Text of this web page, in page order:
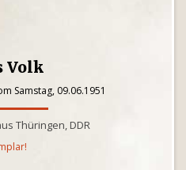
Volk
Samstag, 09.06.1951
Thüringen, DDR